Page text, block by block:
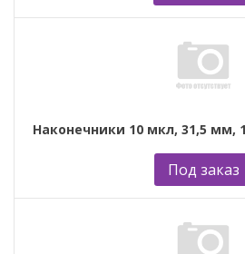
Наконечники 10 мкл, 31,5 мм,
Под заказ